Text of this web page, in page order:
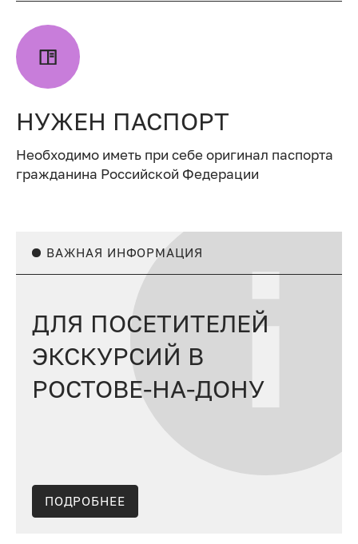
НУЖЕН ПАСПОРТ
Необходимо иметь при себе оригинал паспорта
гражданина Российской Федерации
ВАЖНАЯ ИНФОРМАЦИЯ
ДЛЯ ПОСЕТИТЕЛЕЙ
ЭКСКУРСИЙ В
РОСТОВЕ-НА-ДОНУ
ПОДРОБНЕЕ